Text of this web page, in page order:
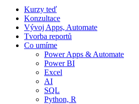
Kurzy teď
Konzultace
Vývoj Apps, Automate
Tvorba reportů
Co umíme
Power Apps & Automate
Power BI
Excel
AI
SQL
Python, R